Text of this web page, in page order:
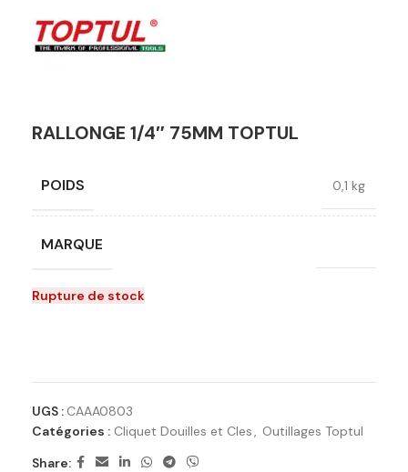
RALLONGE 1/4″ 75MM TOPTUL
POIDS 0,1 kg
MARQUE
Rupture de stock
UGS : CAAA0803
Catégories : Cliquet Douilles et Cles, Outillages Toptul
Share: